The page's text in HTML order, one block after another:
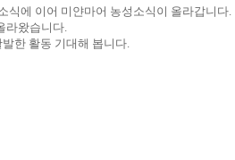
식에 이어 미얀마어 농성소식이 올라갑니다.
라왔습니다.
한 활동 기대해 봅니다.